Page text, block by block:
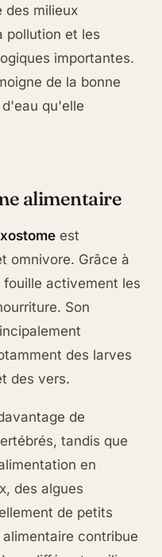
des milieux
pollution et les
importantes.
de la bonne
qu'elle
alimentaire
est
omnivore. Grâce à
activement les
Son
des larves
des vers.
de
tandis que
en
des algues
de petits
contribue